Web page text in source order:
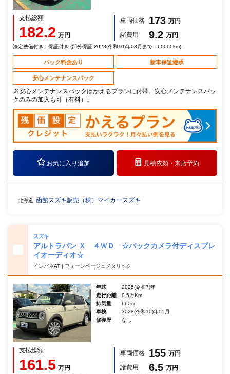
支払総額
182.2 万円
車両価格 173 万円
諸費用
9.2 万円
法定整備付き | 保証付き (部分保証 2028(令和10)年08月まで：60000km)
パック料金あり 新車保証継承
安心メンテナンスパック
※安心メンテナンスパックはかえるプランに付帯。安心メンテナンスパッ
クのみの加入も可（有料）。
お気に入り追加 見積依頼・来店予約
北海道 函館スズキ販売（株）マイカースズキ
スズキ
アルトラパン Ｘ ４ＷＤ ☆バックカメラ付ディスプレ
イオーディオ☆
インパネAT | フォーンベージュメタリック
年式
2025(令和7)年
走行距離
0.5万Km
排気量
660cc
車検
2028(令和10)年05月
修復歴
なし
支払総額
161.5 万円
車両価格 155 万円
諸費用
6.5 万円